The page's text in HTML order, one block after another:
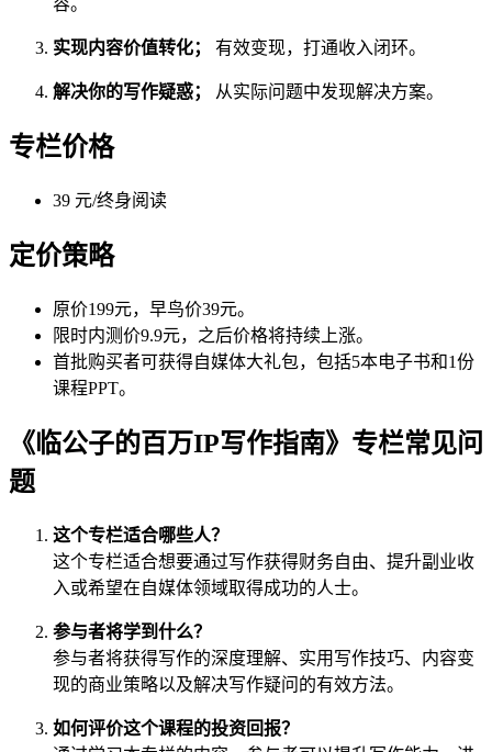
容。
实现内容价值转化； 有效变现，打通收入闭环。
解决你的写作疑惑； 从实际问题中发现解决方案。
专栏价格
39 元/终身阅读
定价策略
原价199元，早鸟价39元。
限时内测价9.9元，之后价格将持续上涨。
首批购买者可获得自媒体大礼包，包括5本电子书和1份
课程PPT。
《临公子的百万IP写作指南》专栏常见问
题
这个专栏适合哪些人？
这个专栏适合想要通过写作获得财务自由、提升副业收
入或希望在自媒体领域取得成功的人士。
参与者将学到什么？
参与者将获得写作的深度理解、实用写作技巧、内容变
现的商业策略以及解决写作疑问的有效方法。
如何评价这个课程的投资回报？